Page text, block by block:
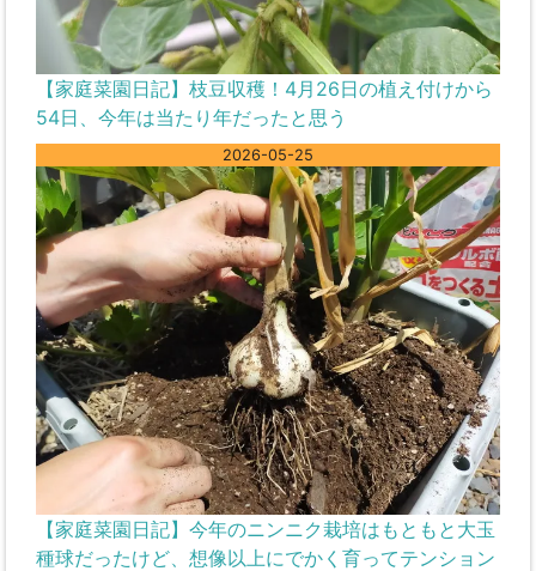
【家庭菜園日記】枝豆収穫！4月26日の植え付けから
54日、今年は当たり年だったと思う
2026-05-25
【家庭菜園日記】今年のニンニク栽培はもともと大玉
種球だったけど、想像以上にでかく育ってテンション